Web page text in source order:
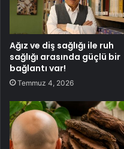
Ağız ve diş sağlığı ile ruh
sağlığı arasında güçlü bir
bağlantı var!
Temmuz 4, 2026